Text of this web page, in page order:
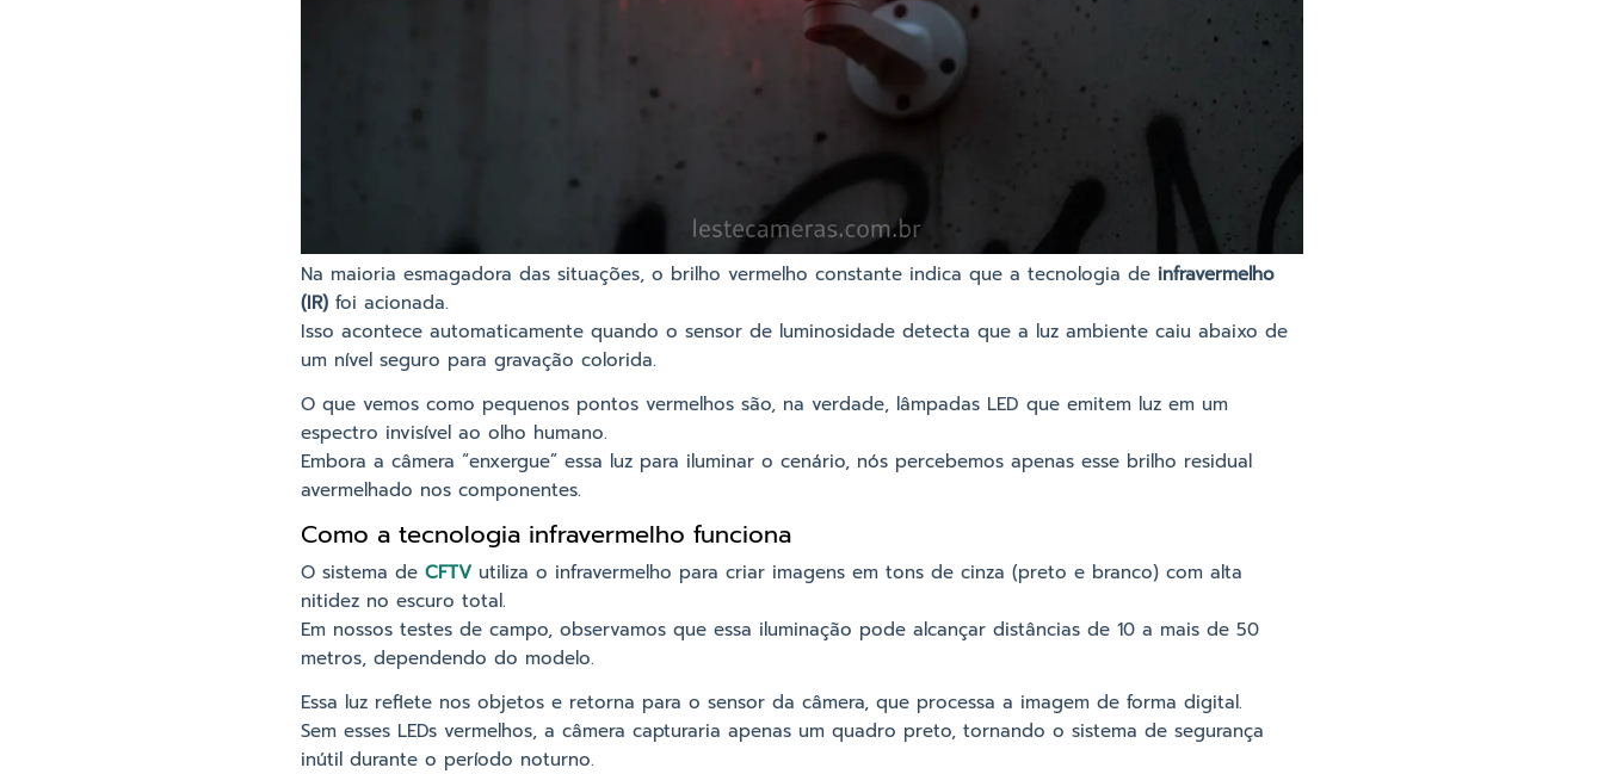
Na maioria esmagadora das situações, o brilho vermelho constante indica que a tecnologia de infravermelho
(IR) foi acionada.
Isso acontece automaticamente quando o sensor de luminosidade detecta que a luz ambiente caiu abaixo de
um nível seguro para gravação colorida.
O que vemos como pequenos pontos vermelhos são, na verdade, lâmpadas LED que emitem luz em um
espectro invisível ao olho humano.
Embora a câmera “enxergue” essa luz para iluminar o cenário, nós percebemos apenas esse brilho residual
avermelhado nos componentes.
Como a tecnologia infravermelho funciona
O sistema de CFTVutiliza o infravermelho para criar imagens em tons de cinza (preto e branco) com alta
nitidez no escuro total.
Em nossos testes de campo, observamos que essa iluminação pode alcançar distâncias de 10 a mais de 50
metros, dependendo do modelo.
Essa luz reflete nos objetos e retorna para o sensor da câmera, que processa a imagem de forma digital.
Sem esses LEDs vermelhos, a câmera capturaria apenas um quadro preto, tornando o sistema de segurança
inútil durante o período noturno.